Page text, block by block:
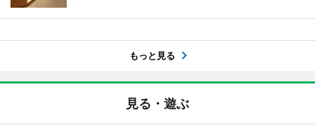
もっと見る
見る・遊ぶ